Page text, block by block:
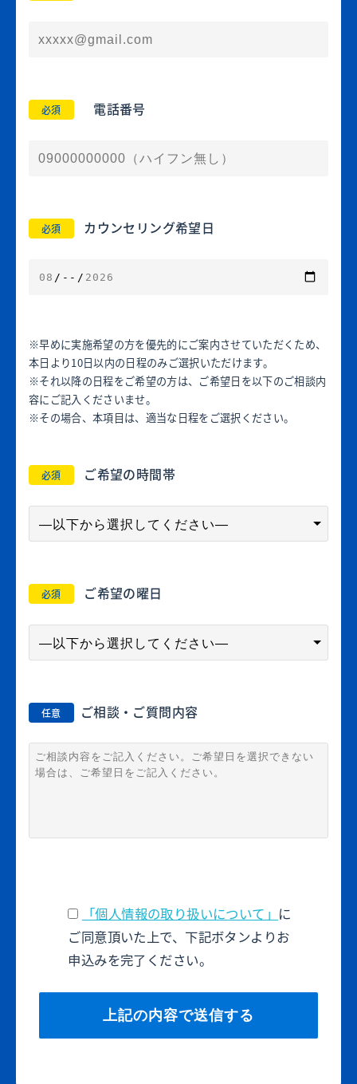
必須 電話番号
必須 カウンセリング希望日
※早めに実施希望の方を優先的にご案内させていただくため、
本日より10日以内の日程のみご選択いただけます。
※それ以降の日程をご希望の方は、ご希望日を以下のご相談内
容にご記入くださいませ。
※その場合、本項目は、適当な日程をご選択ください。
必須 ご希望の時間帯
必須 ご希望の曜日
任意 ご相談・ご質問内容
「個人情報の取り扱いについて」 に
ご同意頂いた上で、下記ボタンよりお
申込みを完了ください。